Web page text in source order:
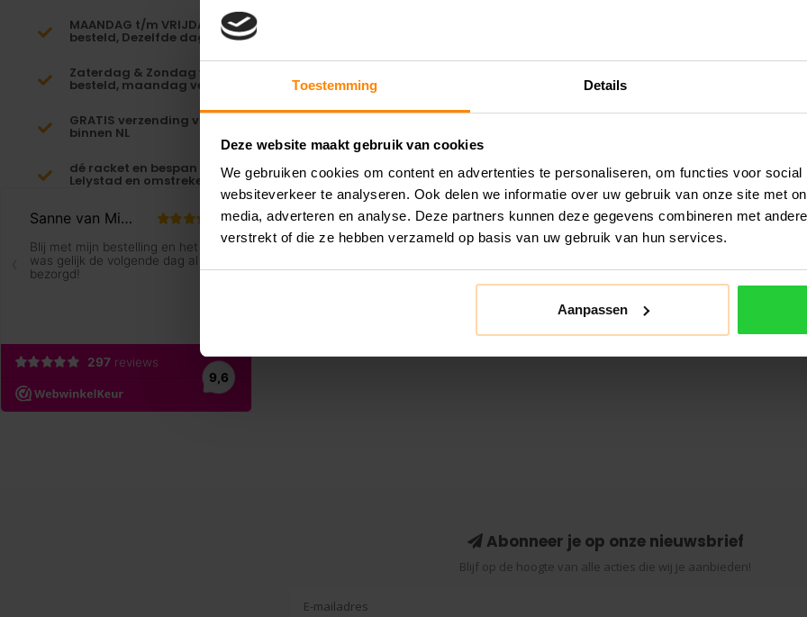
Toestemming Details
Deze website maakt gebruik van cookies
We gebruiken cookies om content en advertenties te personaliseren, om functies voor
websiteverkeer te analyseren. Ook delen we informatie over uw gebruik van onze site met
media, adverteren en analyse. Deze partners kunnen deze gegevens combineren met
verstrekt of die ze hebben verzameld op basis van uw gebruik van hun services.
Aanpassen
MAANDAG t/m VRIJDAG voor 16:00
besteld, Dezelfde dag verzonden!*
Zaterdag & Zondag voor 23:59
besteld, maandag verzonden!
GRATIS verzending vanaf €65,-
binnen NL
dé racket en bespan specialist van
Lelystad en omstreken
Abonneer je op onze nieuwsbrief
Blijf op de hoogte van alle acties die wij je aanbieden!